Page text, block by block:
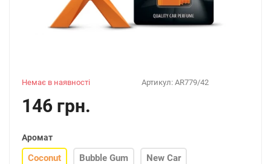
Артикул: AR779/42
Немає в наявності
146 грн.
Аромат
Coconut Bubble Gum New Car